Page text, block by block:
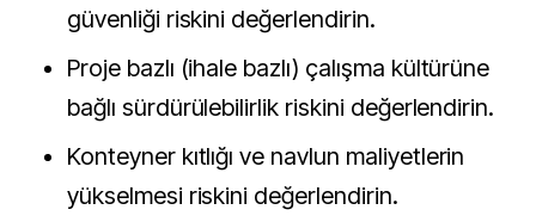
güvenliği riskini değerlendirin.
Proje bazlı (ihale bazlı) çalışma kültürüne
bağlı sürdürülebilirlik riskini değerlendirin.
Konteyner kıtlığı ve navlun maliyetlerin
yükselmesi riskini değerlendirin.